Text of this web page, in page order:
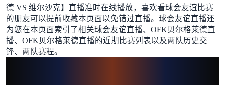
足球新闻
德 VS 维尔沙克】直播准时在线播放，喜欢看球会友谊比赛
的朋友可以提前收藏本页面以免错过直播。球会友谊直播还
为您在本页面索引了相关球会友谊直播、OFK贝尔格莱德直
播、OFK贝尔格莱德直播的近期比赛列表以及两队历史交
锋、两队赛程。